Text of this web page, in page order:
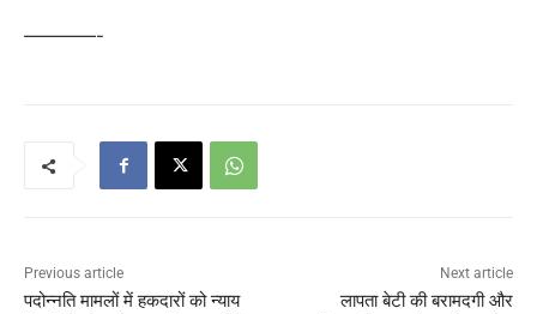
————-
Previous article
पदोन्नति मामलों में हकदारों को न्याय
Next article
लापता बेटी की बरामदगी और